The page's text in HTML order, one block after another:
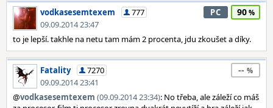
vodkasesemtexem
777
09.09.2014 23:47
PC 90
to je lepší. takhle na netu tam mám 2 procenta, jdu zkoušet a díky.
Fatality
7270
09.09.2014 23:41
--
@vodkasesemtexem (09.09.2014 23:34): No třeba, ale záleží co máš